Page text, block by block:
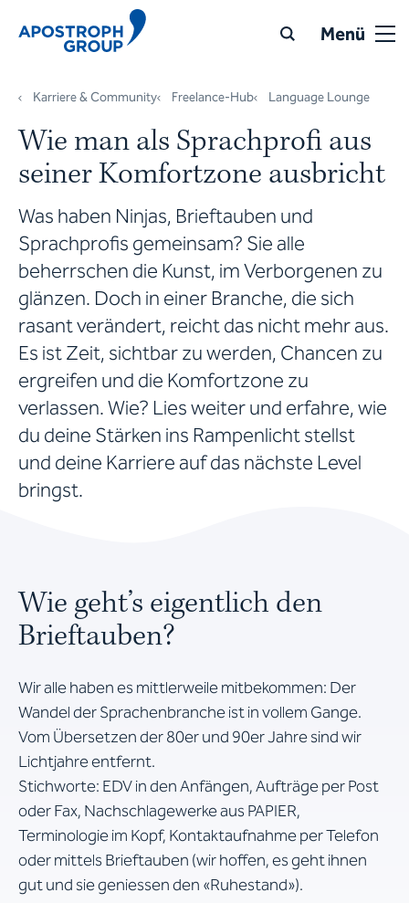
Menü
Karriere & Community Freelance-Hub Language Lounge
Wie man als Sprachprofi aus
seiner Komfortzone ausbricht
Was haben Ninjas, Brieftauben und
Sprachprofis gemeinsam? Sie alle
beherrschen die Kunst, im Verborgenen zu
glänzen. Doch in einer Branche, die sich
rasant verändert, reicht das nicht mehr aus.
Es ist Zeit, sichtbar zu werden, Chancen zu
ergreifen und die Komfortzone zu
verlassen. Wie? Lies weiter und erfahre, wie
du deine Stärken ins Rampenlicht stellst
und deine Karriere auf das nächste Level
bringst.
Wie geht’s eigentlich den
Brieftauben?
Wir alle haben es mittlerweile mitbekommen: Der
Wandel der Sprachenbranche ist in vollem Gange.
Vom Übersetzen der 80er und 90er Jahre sind wir
Lichtjahre entfernt.
Stichworte: EDV in den Anfängen, Aufträge per Post
oder Fax, Nachschlagewerke aus PAPIER,
Terminologie im Kopf, Kontaktaufnahme per Telefon
oder mittels Brieftauben (wir hoffen, es geht ihnen
gut und sie geniessen den «Ruhestand»).